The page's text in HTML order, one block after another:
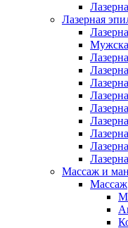
Лазерная
Массаж и
Массаж